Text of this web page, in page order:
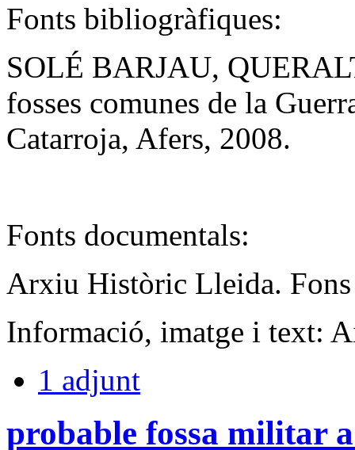
Fonts bibliogràfiques:
SOLÉ BARJAU,
fosses comunes de la
Catarroja, Afers, 2008.
Fonts documentals:
Arxiu Històric Lleida.
Informació, imatge i text:
1 adjunt
probable fossa militar a